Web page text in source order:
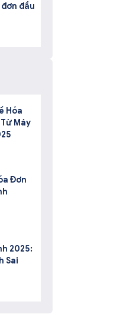
đầu
Hóa
Máy
Đơn
2025:
Sai